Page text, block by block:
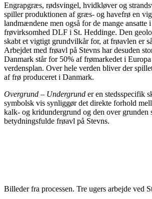
Engrapgræs, rødsvingel, hvidkløver og
spiller produktionen af græs- og havefrø en
landmændene men også for de mange ansatte
frøvirksomhed DLF i St. Heddinge. Den
skabt et vigtigt grundvilkår for, at frøavlen er
Arbejdet med frøavl på Stevns har desuden
Danmark står for 50% af frømarkedet i
verdensplan. Over hele verden bliver der
af frø produceret i Danmark.
Overgrund – Undergrund er en stedsspecifik
symbolsk vis synliggør det direkte forhold
kalk- og kridundergrund og den over grunden
betydningsfulde frøavl på Stevns.
Billeder fra processen. Tre ugers arbejde ved